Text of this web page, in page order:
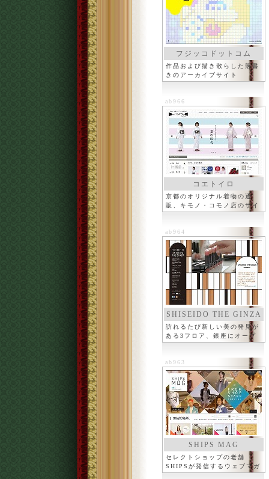
フジッコドットコム
作品および描き散らした落書
きのアーカイブサイト
ab966
コエトイロ
京都のオリジナル着物の通
販、キモノ・コモノ店のサイ
ト
ab964
SHISEIDO THE GINZA
訪れるたび新しい美の発見が
ある3フロア、銀座にオープ
ン
ab963
SHIPS MAG
セレクトショップの老舗
SHIPSが発信するウェブマガ
ジン